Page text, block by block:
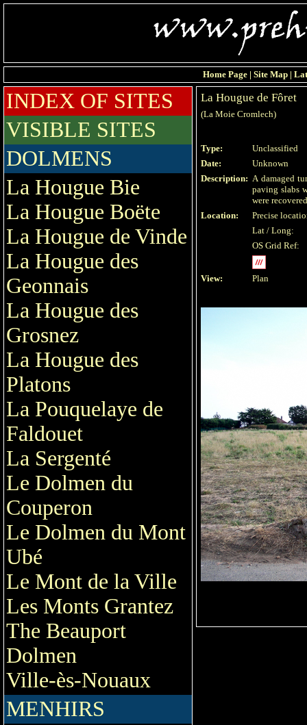
Home Page | Site Map |
INDEX OF SITES
VISIBLE SITES
DOLMENS
La Hougue Bie
La Hougue Boëte
La Hougue de Vinde
La Hougue des
Geonnais
La Hougue des
Grosnez
La Hougue des
Platons
La Pouquelaye de
Faldouet
La Sergenté
Le Dolmen du
Couperon
Le Dolmen du Mont
Ubé
Le Mont de la Ville
Les Monts Grantez
The Beauport
Dolmen
Ville-ès-Nouaux
MENHIRS
La Hougue de Fôret
(La Moie Cromlech)
Type:
Unclassified
Date:
Unknown
Description: A damaged
paving slabs
were
Location:
Precise
Lat / Long:
OS Grid Ref:
View: Plan